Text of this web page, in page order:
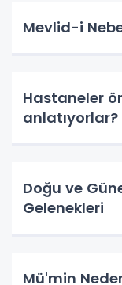
Mevlid-i
Hastaneler
anlatıyorlar?
Doğu ve
Gelenekleri
Mü'min